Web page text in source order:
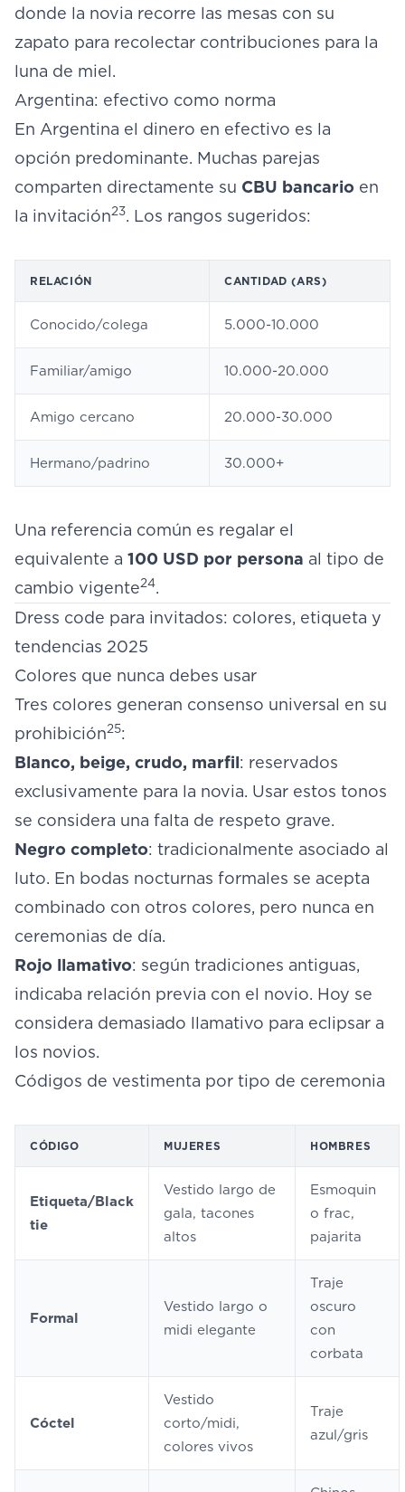
donde la novia recorre las mesas con su
zapato para recolectar contribuciones para la
luna de miel.
Argentina: efectivo como norma
En Argentina el dinero en efectivo es la
opción predominante. Muchas parejas
comparten directamente su CBU bancario en
la invitación23. Los rangos sugeridos:
RELACIÓN CANTIDAD (ARS)
Conocido/colega 5.000-10.000
Familiar/amigo 10.000-20.000
Amigo cercano 20.000-30.000
Hermano/padrino 30.000+
Una referencia común es regalar el
equivalente a 100 USD por persona al tipo de
cambio vigente24.
Dress code para invitados: colores, etiqueta y
tendencias 2025
Colores que nunca debes usar
Tres colores generan consenso universal en su
prohibición25:
Blanco, beige, crudo, marfil: reservados
exclusivamente para la novia. Usar estos tonos
se considera una falta de respeto grave.
Negro completo: tradicionalmente asociado al
luto. En bodas nocturnas formales se acepta
combinado con otros colores, pero nunca en
ceremonias de día.
Rojo llamativo: según tradiciones antiguas,
indicaba relación previa con el novio. Hoy se
considera demasiado llamativo para eclipsar a
los novios.
Códigos de vestimenta por tipo de ceremonia
CÓDIGO MUJERES HOMBRES
Etiqueta/Black
tie
Vestido largo de
gala, tacones
altos
Esmoquin
o frac,
pajarita
Formal
Vestido largo o
midi elegante
Traje
oscuro
con
corbata
Cóctel
Vestido
corto/midi,
colores vivos
Traje
azul/gris